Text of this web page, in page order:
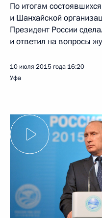
По итогам
и Шанхайской
Президент России
и ответил на вопросы
10 июля 2015 года 16:20
Уфа